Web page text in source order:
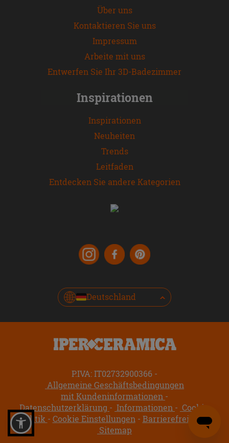
Über uns
Kontaktieren Sie uns
Impressum
Arbeite mit uns
Entwerfen Sie Ihr 3D-Badezimmer
Inspirationen
Inspirationen
Neuheiten
Trends
Leitfaden
Entdecken Sie andere Kategorien
Deutschland
P.IVA: IT02732900366
Allgemeine Geschäftsbedingungen
mit Kundeninformationen
Datenschutzerklärung
Informationen
Cookie-
Politik
Cookie Einstellungen
Barrierefreiheit
Sitemap